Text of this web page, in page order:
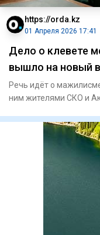
https://orda.kz
01 Апреля 2026 17:41
Дело о клевете
вышло на новый
Речь идёт о
ним жителями СКО и